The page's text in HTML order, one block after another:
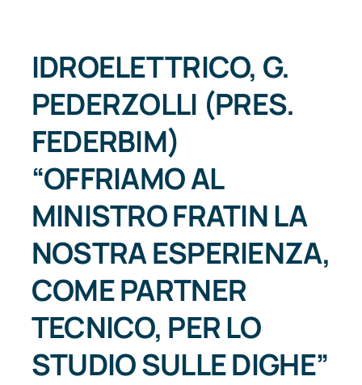
IDROELETTRICO, G.
PEDERZOLLI (PRES.
FEDERBIM)
“OFFRIAMO AL
MINISTRO FRATIN LA
NOSTRA ESPERIENZA,
COME PARTNER
TECNICO, PER LO
STUDIO SULLE DIGHE”